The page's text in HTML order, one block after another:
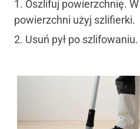
Oszlifuj powierzchnię.
powierzchni użyj szlifierki.
Usuń pył po szlifowaniu.